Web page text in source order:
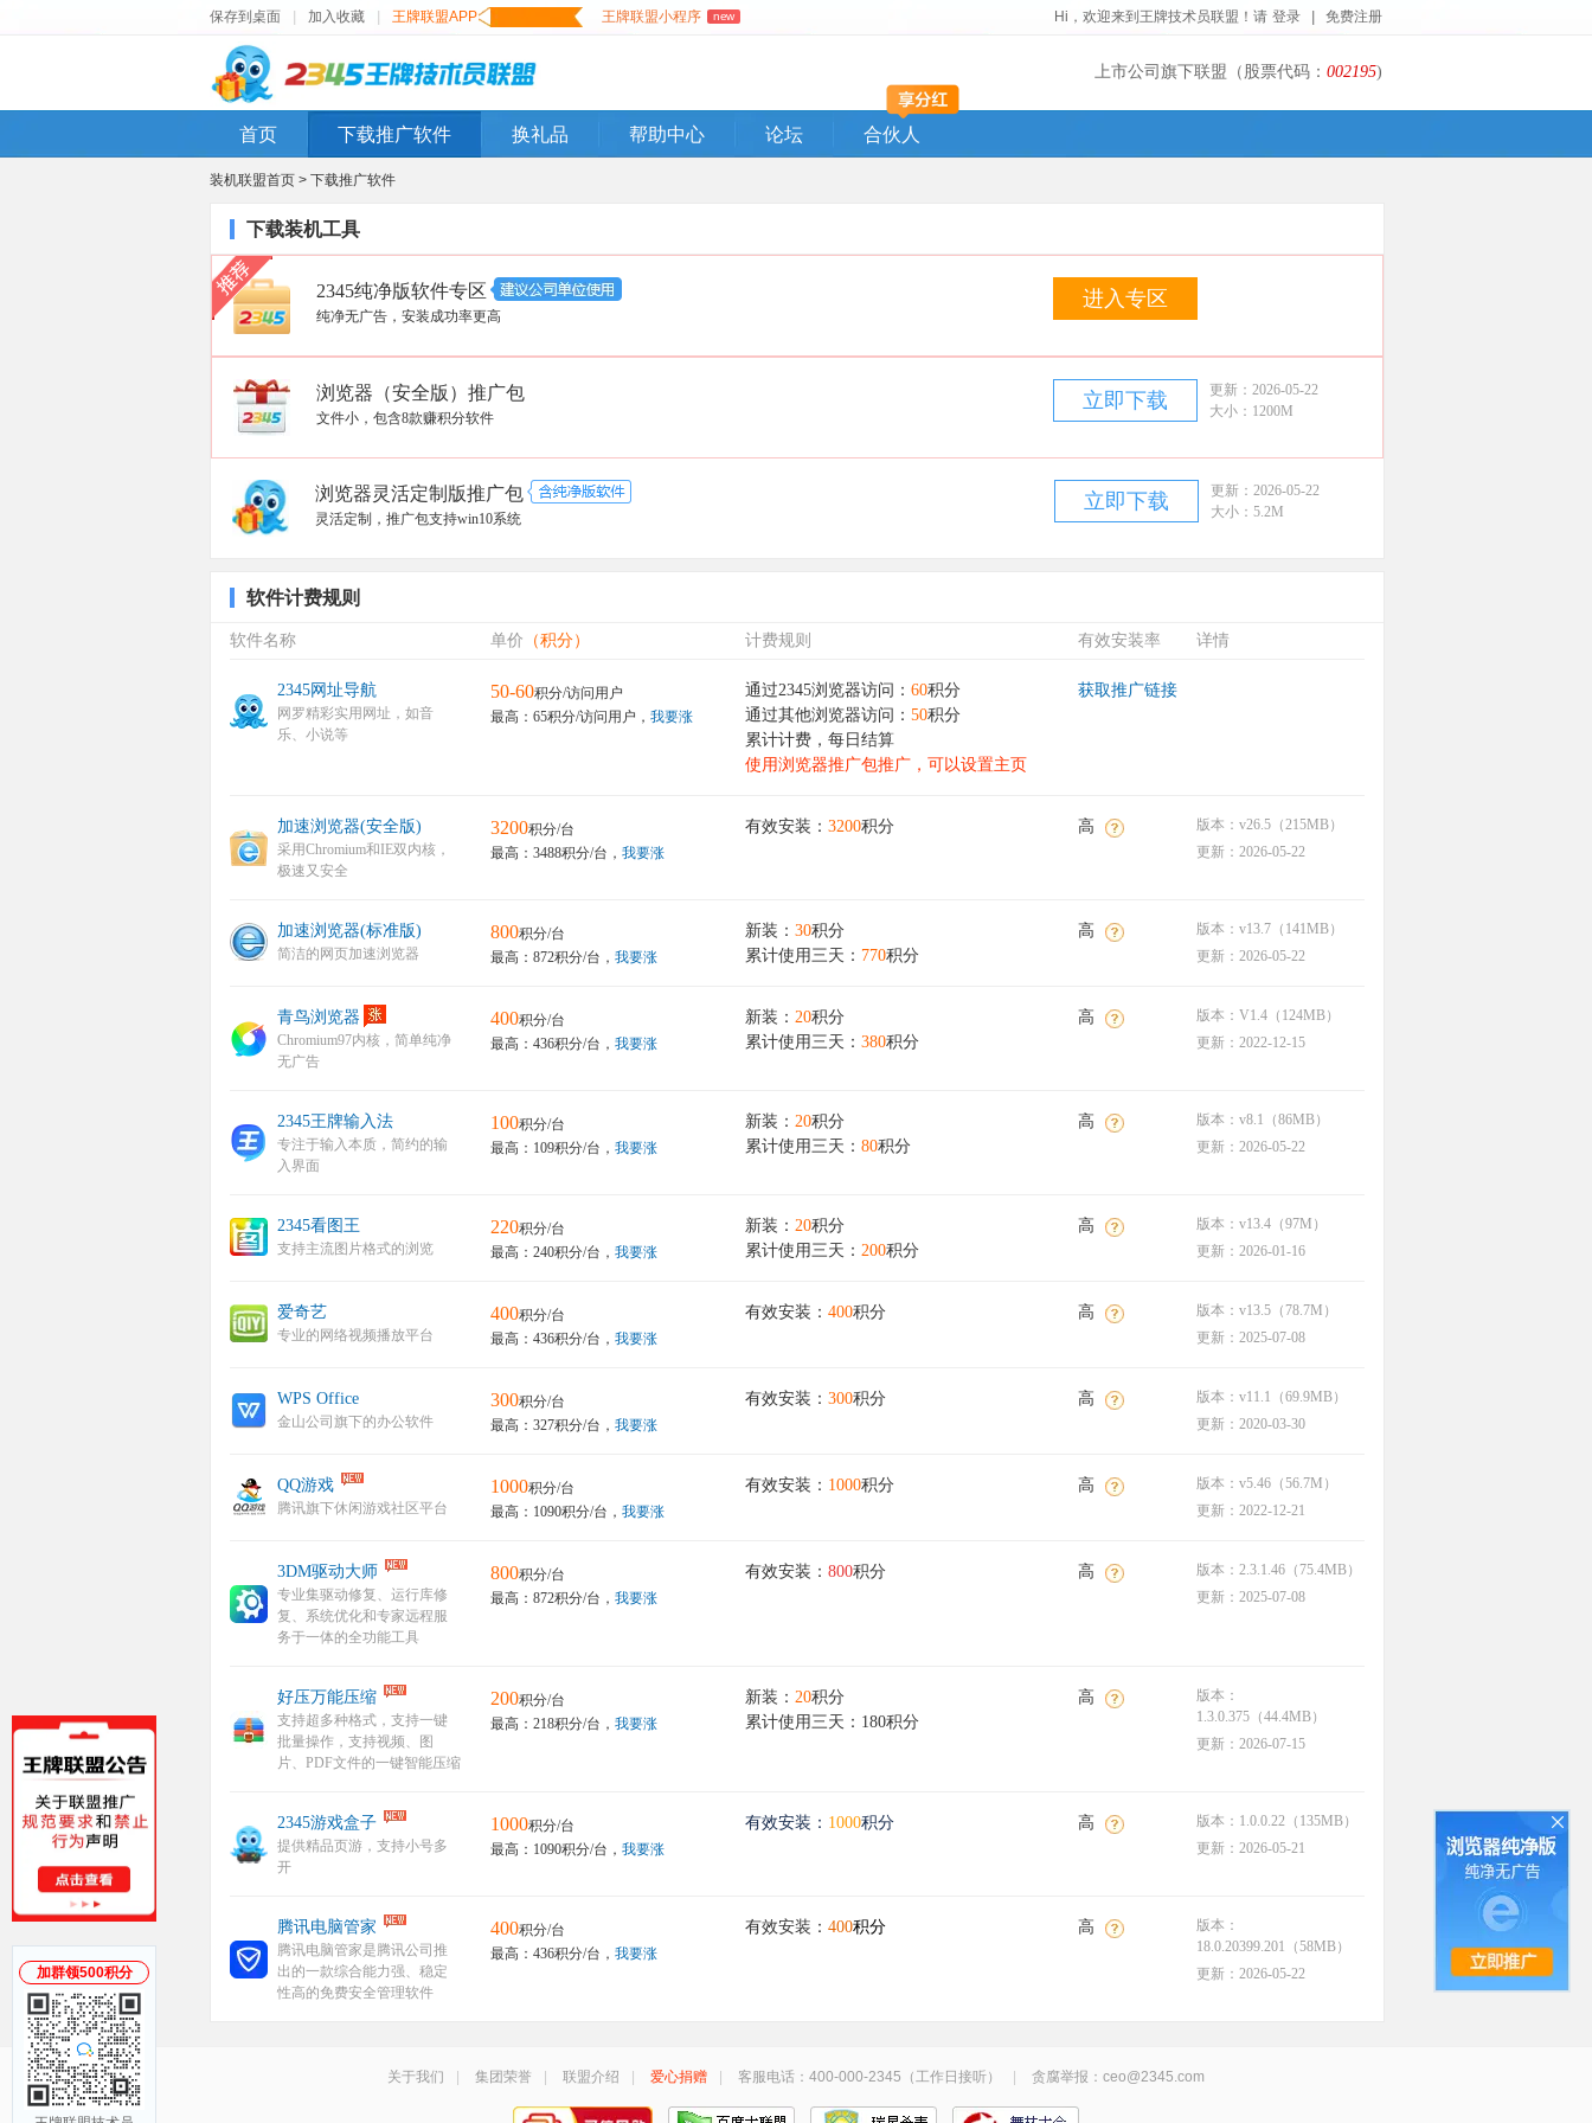
保存到桌面 加入收藏 王牌联盟APP 王牌联盟小程序 new Hi，欢迎来到王牌技术员联盟！请 登录 免费注册
上市公司旗下联盟（股票代码： 002195)
首页 下载推广软件 换礼品 帮助中心 论坛 合伙人
装机联盟首页 > 下载推广软件
下载装机工具
2345纯净版软件专区
纯净无广告，安装成功率更高
进入专区
浏览器（安全版）推广包
文件小，包含8款赚积分软件
立即下载
更新：2026-05-22
大小：1200M
浏览器灵活定制版推广包
灵活定制，推广包支持win10系统
立即下载
更新：2026-05-22
大小：5.2M
软件计费规则
软件名称 单价 （积分） 计费规则 有效安装率 详情
2345网址导航
网罗精彩实用网址，如音
乐、小说等
50-60积分/访问用户
最高：65积分/访问用户， 我要涨
通过2345浏览器访问： 60积分
通过其他浏览器访问： 50积分
累计计费，每日结算
使用浏览器推广包推广，可以设置主页
获取推广链接
加速浏览器(安全版)
采用Chromium和IE双内核，
极速又安全
3200积分/台
最高：3488积分/台， 我要涨
有效安装： 3200积分 高
版本：v26.5（215MB）
更新：2026-05-22
加速浏览器(标准版)
简洁的网页加速浏览器
800积分/台
最高：872积分/台， 我要涨
新装： 30积分
累计使用三天： 770积分
高
版本：v13.7（141MB）
更新：2026-05-22
青鸟浏览器
Chromium97内核，简单纯净
无广告
400积分/台
最高：436积分/台， 我要涨
新装： 20积分
累计使用三天： 380积分
高
版本：V1.4（124MB）
更新：2022-12-15
2345王牌输入法
专注于输入本质，简约的输
入界面
100积分/台
最高：109积分/台， 我要涨
新装： 20积分
累计使用三天： 80积分
高
版本：v8.1（86MB）
更新：2026-05-22
2345看图王
支持主流图片格式的浏览
220积分/台
最高：240积分/台， 我要涨
新装： 20积分
累计使用三天： 200积分
高
版本：v13.4（97M）
更新：2026-01-16
爱奇艺
专业的网络视频播放平台
400积分/台
最高：436积分/台， 我要涨
有效安装： 400积分 高
版本：v13.5（78.7M）
更新：2025-07-08
WPS Office
金山公司旗下的办公软件
300积分/台
最高：327积分/台， 我要涨
有效安装： 300积分 高
版本：v11.1（69.9MB）
更新：2020-03-30
QQ游戏
腾讯旗下休闲游戏社区平台
1000积分/台
最高：1090积分/台， 我要涨
有效安装： 1000积分 高
版本：v5.46（56.7M）
更新：2022-12-21
3DM驱动大师
专业集驱动修复、运行库修
复、系统优化和专家远程服
务于一体的全功能工具
800积分/台
最高：872积分/台， 我要涨
有效安装： 800积分 高
版本：2.3.1.46（75.4MB）
更新：2025-07-08
好压万能压缩
支持超多种格式，支持一键
批量操作，支持视频、图
片、PDF文件的一键智能压缩
200积分/台
最高：218积分/台， 我要涨
新装： 20积分
累计使用三天：180积分
高
版本：
1.3.0.375（44.4MB）
更新：2026-07-15
2345游戏盒子
提供精品页游，支持小号多
开
1000积分/台
最高：1090积分/台， 我要涨
有效安装： 1000积分 高
版本：1.0.0.22（135MB）
更新：2026-05-21
腾讯电脑管家
腾讯电脑管家是腾讯公司推
出的一款综合能力强、稳定
性高的免费安全管理软件
400积分/台
最高：436积分/台， 我要涨
有效安装： 400积分 高
版本：
18.0.20399.201（58MB）
更新：2026-05-22
关于我们 集团荣誉 联盟介绍 爱心捐赠 客服电话：400-000-2345（工作日接听） 贪腐举报：ceo@2345.com
加群领500积分